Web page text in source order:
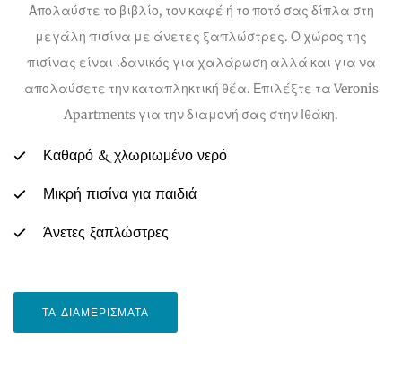
Απολαύστε το βιβλίο, τον καφέ ή το ποτό σας δίπλα στη
μεγάλη πισίνα με άνετες ξαπλώστρες. Ο χώρος της
πισίνας είναι ιδανικός για χαλάρωση αλλά και για να
απολαύσετε την καταπληκτική θέα. Επιλέξτε τα Veronis
Apartments για την διαμονή σας στην Ιθάκη.
Καθαρό & χλωριωμένο νερό
Μικρή πισίνα για παιδιά
Άνετες ξαπλώστρες
ΤΑ ΔΙΑΜΕΡΙΣΜΑΤΑ